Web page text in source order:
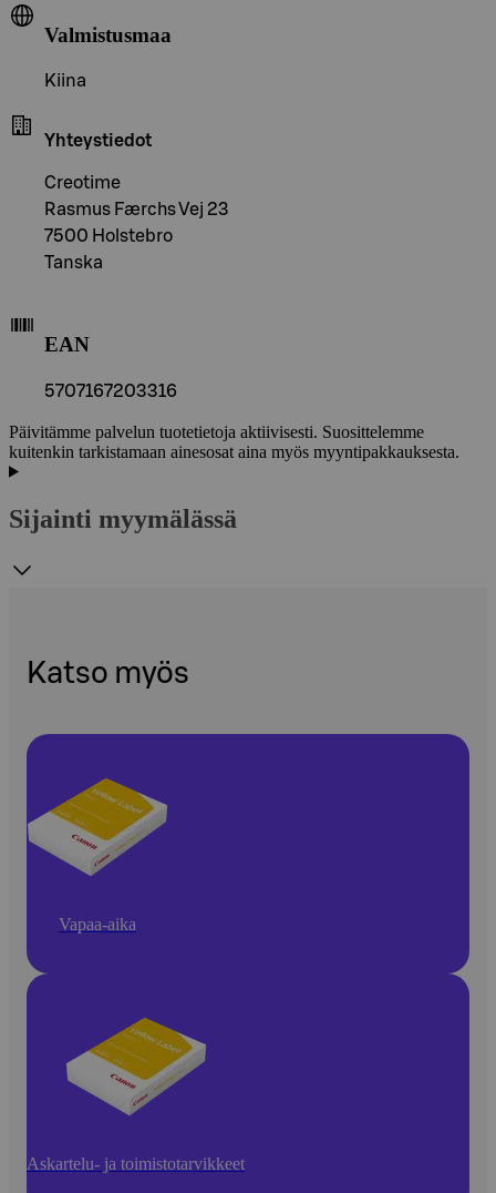
Valmistusmaa
Kiina
Yhteystiedot
Creotime
Rasmus Færchs Vej 23
7500 Holstebro
Tanska
EAN
5707167203316
Päivitämme palvelun tuotetietoja aktiivisesti. Suosittelemme
kuitenkin tarkistamaan ainesosat aina myös myyntipakkauksesta.
Sijainti myymälässä
Katso myös
Vapaa-aika
Askartelu- ja toimistotarvikkeet